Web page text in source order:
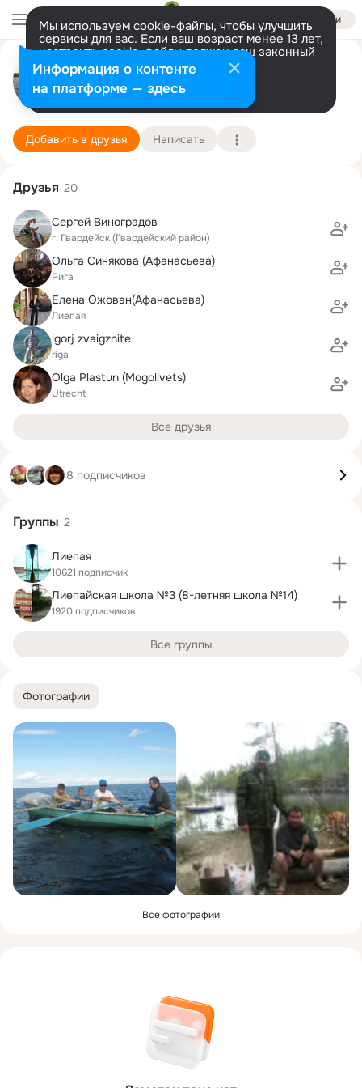
Войти
Мы используем cookie-файлы, чтобы улучшить
сервисы для вас. Если ваш возраст менее 13 лет,
настроить cookie-файлы должен ваш законный
представитель. Больше информации
Разрешить все Настроить
sergej naumenko
sankt-peterburg
80 школа
Подробнее
Добавить в друзья Написать
Фотографии
Все фотографии
Друзья 20
Сергей Виноградов
г. Гвардейск (Гвардейский район)
Ольга Синякова (Афанасьева)
Рига
Елена Ожован(Афанасьева)
Лиепая
igorj zvaigznite
riga
Olga Plastun (Mogolivets)
Utrecht
Все друзья
8 подписчиков
Группы 2
Лиепая
10621 подписчик
Лиепайская школа №3 (8-летняя школа №14)
1920 подписчиков
Все группы
Информация о контенте
на платформе — здесь